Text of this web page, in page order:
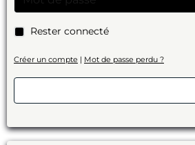
Rester connecté
Créer un compte | Mot de passe perdu ?